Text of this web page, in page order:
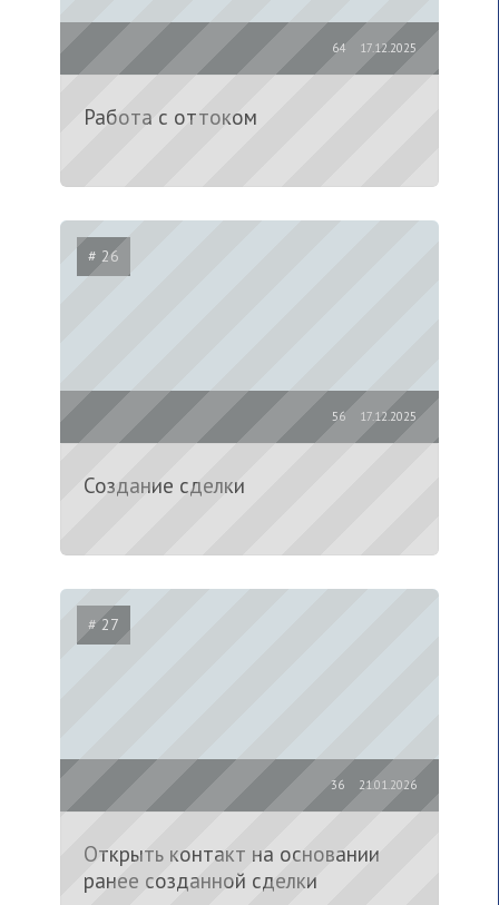
17.12.2025
64
Работа с оттоком
# 26
17.12.2025
56
Создание сделки
# 27
21.01.2026
36
Открыть контакт на основании
ранее созданной сделки